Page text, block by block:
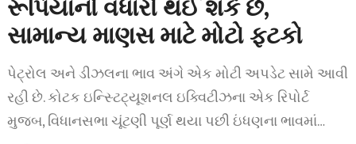
રૂપિયાનો વધારો થઈ શકે છે,
સામાન્ય માણસ માટે મોટો ફટકો
પેટ્રોલ અને ડીઝલના ભાવ અંગે એક મોટી અપડેટ સામે આવી
રહી છે. કોટક ઇન્સ્ટિટ્યૂશનલ ઇક્વિટીઝના એક રિપોર્ટ
મુજબ, વિધાનસભા ચૂંટણી પૂર્ણ થયા પછી ઇંધણના ભાવમાં…